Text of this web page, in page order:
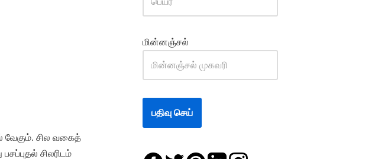
வேகும். சில வகைத்
சிலரிடம்
மின்னஞ்சல்